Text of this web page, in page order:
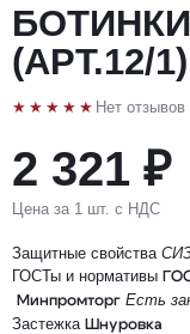
(АРТ.12/1)
★★★★★ Нет отзывов
2 321 ₽
Цена за 1 шт. с НДС
Защитные свойства
ГОСТы и нормативы
Минпромторг Есть
Застежка Шнуровка